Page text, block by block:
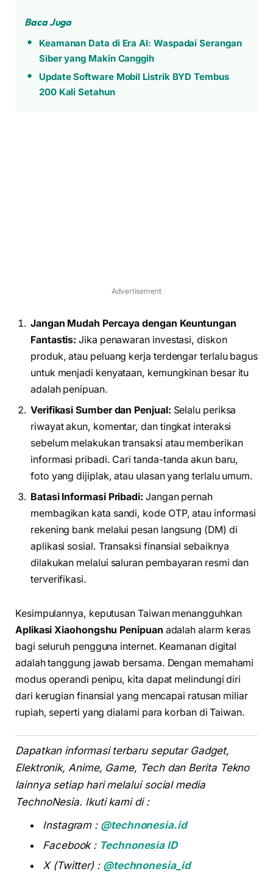
Baca Juga
Keamanan Data di Era AI: Waspadai Serangan
Siber yang Makin Canggih
Update Software Mobil Listrik BYD Tembus
200 Kali Setahun
Advertisement
Jangan Mudah Percaya dengan Keuntungan
Fantastis: Jika penawaran investasi, diskon
produk, atau peluang kerja terdengar terlalu bagus
untuk menjadi kenyataan, kemungkinan besar itu
adalah penipuan.
Verifikasi Sumber dan Penjual: Selalu periksa
riwayat akun, komentar, dan tingkat interaksi
sebelum melakukan transaksi atau memberikan
informasi pribadi. Cari tanda-tanda akun baru,
foto yang dijiplak, atau ulasan yang terlalu umum.
Batasi Informasi Pribadi: Jangan pernah
membagikan kata sandi, kode OTP, atau informasi
rekening bank melalui pesan langsung (DM) di
aplikasi sosial. Transaksi finansial sebaiknya
dilakukan melalui saluran pembayaran resmi dan
terverifikasi.
Kesimpulannya, keputusan Taiwan menangguhkan
Aplikasi Xiaohongshu Penipuan adalah alarm keras
bagi seluruh pengguna internet. Keamanan digital
adalah tanggung jawab bersama. Dengan memahami
modus operandi penipu, kita dapat melindungi diri
dari kerugian finansial yang mencapai ratusan miliar
rupiah, seperti yang dialami para korban di Taiwan.
Dapatkan informasi terbaru seputar Gadget,
Elektronik, Anime, Game, Tech dan Berita Tekno
lainnya setiap hari melalui social media
TechnoNesia. Ikuti kami di :
Instagram : @technonesia.id
Facebook : Technonesia ID
X (Twitter) : @technonesia_id